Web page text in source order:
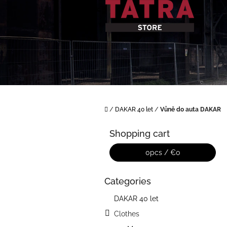
Home
/ DAKAR 40 let / Vůně do auta DAKAR
Shopping cart
0pcs / €0
Skip
Categories
DAKAR 40 let
Clothes